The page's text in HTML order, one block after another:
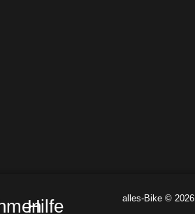
Hilfe
alles-Bike © 2026